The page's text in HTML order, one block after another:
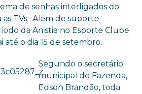
de senhas interligados do
TVs. Além de suporte
da Anistia no Esporte Clube
até o dia 15 de setembro.
Segundo o secretário
municipal de Fazenda,
Edson Brandão, toda